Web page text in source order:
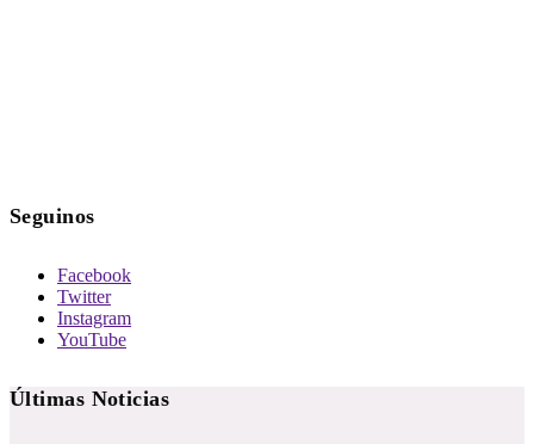
Seguinos
Facebook
Twitter
Instagram
YouTube
Últimas Noticias